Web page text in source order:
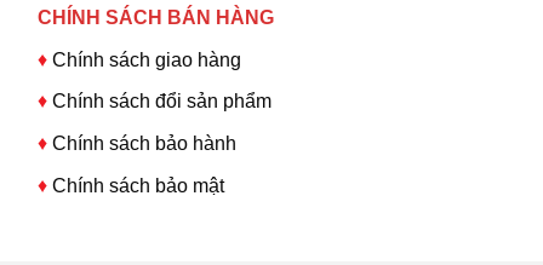
CHÍNH SÁCH BÁN HÀNG
♦ Chính sách giao hàng
♦ Chính sách đổi sản phẩm
♦ Chính sách bảo hành
♦ Chính sách bảo mật